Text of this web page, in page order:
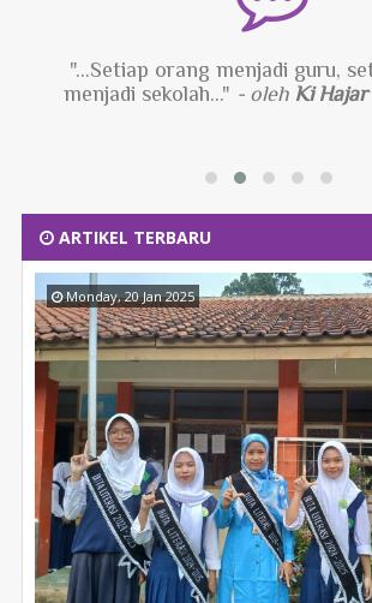
"...Hidup itu bukan soal
sendiri, hidup itu membuat diri
ARTIKEL TERBARU
Monday, 20 Jan 2025